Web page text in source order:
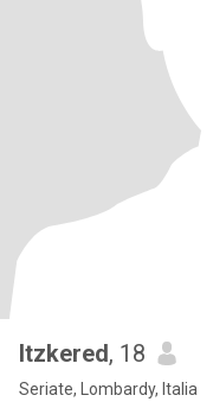
Itzkered, 18
Seriate, Lombardy, Italia